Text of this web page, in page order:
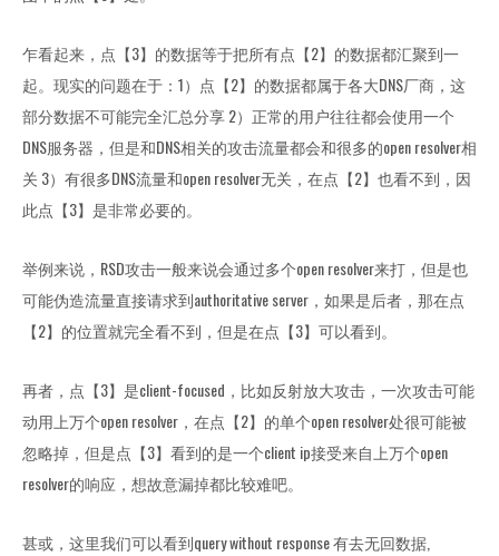
乍看起来，点【3】的数据等于把所有点【2】的数据都汇聚到一
起。现实的问题在于：1）点【2】的数据都属于各大DNS厂商，这
部分数据不可能完全汇总分享 2）正常的用户往往都会使用一个
DNS服务器，但是和DNS相关的攻击流量都会和很多的open resolver相
关 3）有很多DNS流量和open resolver无关，在点【2】也看不到，因
此点【3】是非常必要的。
举例来说，RSD攻击一般来说会通过多个open resolver来打，但是也
可能伪造流量直接请求到authoritative server，如果是后者，那在点
【2】的位置就完全看不到，但是在点【3】可以看到。
再者，点【3】是client-focused，比如反射放大攻击，一次攻击可能
动用上万个open resolver，在点【2】的单个open resolver处很可能被
忽略掉，但是点【3】看到的是一个client ip接受来自上万个open
resolver的响应，想故意漏掉都比较难吧。
甚或，这里我们可以看到query without response 有去无回数据,